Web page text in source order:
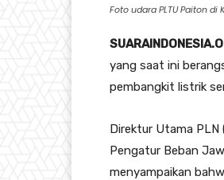
Foto udara PLTU Paiton
yang saat ini
pembangkit listrik
Direktur Utama
Pengatur Beban
menyampaikan